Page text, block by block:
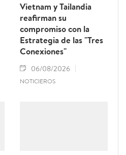
Vietnam y Tailandia
reafirman su
compromiso con la
Estrategia de las "Tres
Conexiones"
06/08/2026
NOTICIEROS